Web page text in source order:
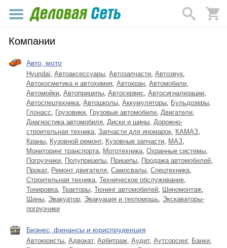
Компании
Авто, мото
Hyundai, Автоаксессуары, Автозапчасти, Автозвук,
Автокосметика и автохимия, Автокран, Автомобили,
Автомойки, Автоприцепы, Автосервис, Автосигнализации,
Автоспецтехника, Автошколы, Аккумуляторы, Бульдозеры,
Глонасс, Грузовики, Грузовые автомобили, Двигатели,
Диагностика автомобиля, Диски и шины, Дорожно-
строительная техника, Запчасти для иномарок, КАМАЗ,
Краны, Кузовной ремонт, Кузовные запчасти, МАЗ,
Мониторинг транспорта, Мототехника, Охранные системы,
Погрузчики, Полуприцепы, Прицепы, Продажа автомобилей,
Прокат, Ремонт двигателя, Самосвалы, Спецтехника,
Строительная техника, Техническое обслуживание,
Тонировка, Тракторы, Тюнинг автомобилей, Шиномонтаж,
Шины, Эвакуатор, Эвакуация и техпомощь, Экскаваторы-
погрузчики
Бизнес, финансы и юриспруденция
Автоюристы, Адвокат, Арбитраж, Аудит, Аутсорсинг, Банки,